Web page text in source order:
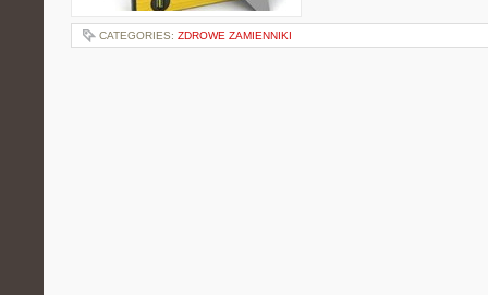
CATEGORIES: ZDROWE ZAMIENNIKI